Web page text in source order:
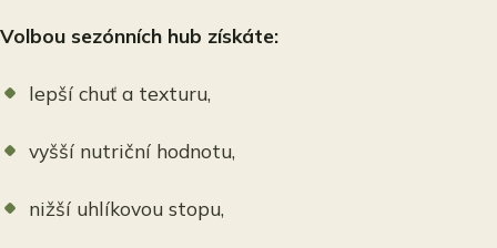
Volbou sezónních hub získáte:
lepší chuť a texturu,
vyšší nutriční hodnotu,
nižší uhlíkovou stopu,